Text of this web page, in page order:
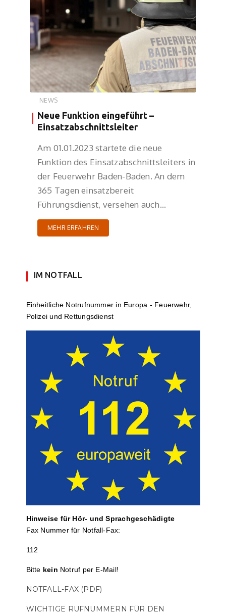
NEWS
Neue Funktion eingeführt –
Einsatzabschnittsleiter
Am 01.01.2023 startete die neue
Funktion des Einsatzabschnittsleiters in
der Feuerwehr Baden-Baden. An dem
365 Tagen einsatzbereit
Führungsdienst, versehen auch…
MEHR ERFAHREN
IM NOTFALL
Einheit­li­che Notruf­num­mer in Europa - Feuerwehr,
Polizei und Rettungs­dienst
Hinweise für Hör- und Sprach­ge­schä­digte
Fax Nummer für Notfall-Fax:
112
Bitte kein Notruf per E-Mail!
NOTFALL-FAX (PDF)
WICHTIGE RUFNUMMERN FÜR DEN